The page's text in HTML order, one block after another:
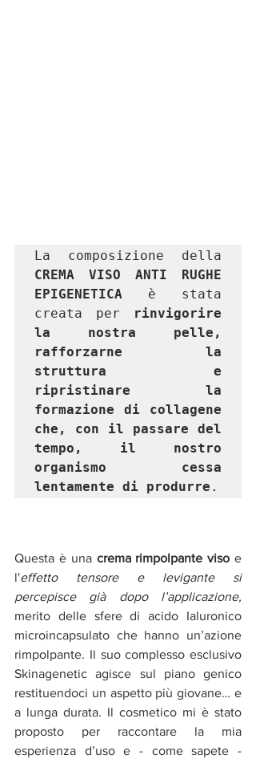
CREMA VISO ANTI RUGHE
EPIGENETICA è stata
creata per
rinvigorire
la nostra pelle,
rafforzarne la
struttura e
ripristinare la
formazione di collagene
che, con il passare del
tempo, il nostro
organismo cessa
lentamente di produrre
Questa è una crema rimpolpante viso e
l'effetto tensore e levigante si
merito delle sfere di acido Ialuronico
microincapsulato che hanno un’azione
rimpolpante. Il suo complesso esclusivo
Skinagenetic agisce sul piano genico
restituendoci un aspetto più giovane… e
a lunga durata. Il cosmetico mi è stato
proposto per raccontare la mia
esperienza d’uso e - come sapete -